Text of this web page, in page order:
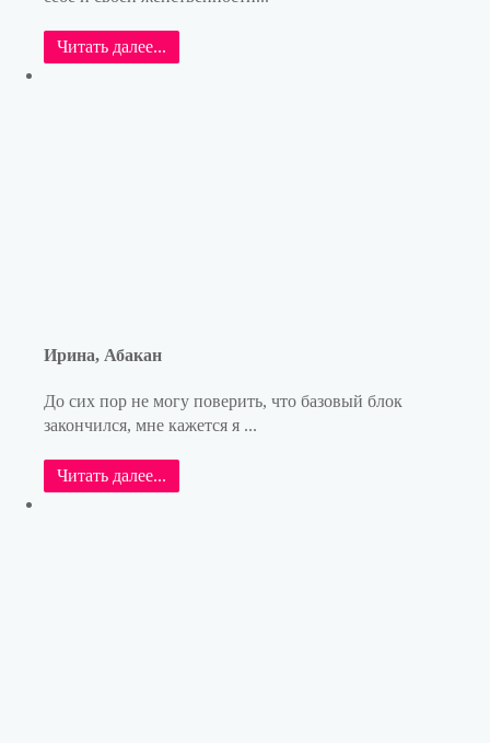
Читать далее...
Ирина, Абакан
До сих пор не могу поверить, что базовый блок
закончился, мне кажется я ...
Читать далее...